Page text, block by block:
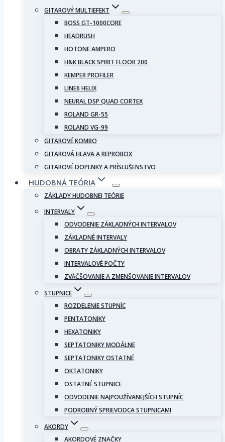
GITAROVÝ MULTIEFEKT
BOSS GT-1000CORE
HEADRUSH
HOTONE AMPERO
H&K BLACK SPIRIT FLOOR 200
KEMPER PROFILER
LINE6 HELIX
NEURAL DSP QUAD CORTEX
ROLAND GR-55
ROLAND VG-99
GITAROVÉ KOMBO
GITAROVÁ HLAVA A REPROBOX
GITAROVÉ DOPLNKY A PRÍSLUŠENSTVO
HUDOBNÁ TEÓRIA
ZÁKLADY HUDOBNEJ TEÓRIE
INTERVALY
ODVODENIE ZÁKLADNÝCH INTERVALOV
ZÁKLADNÉ INTERVALY
OBRATY ZÁKLADNÝCH INTERVALOV
INTERVALOVÉ POČTY
ZVÄČŠOVANIE A ZMENŠOVANIE INTERVALOV
STUPNICE
ROZDELENIE STUPNÍC
PENTATONIKY
HEXATONIKY
SEPTATONIKY MODÁLNE
SEPTATONIKY OSTATNÉ
OKTATONIKY
OSTATNÉ STUPNICE
ODVODENIE NAJPOUŽÍVANEJŠÍCH STUPNÍC
PODROBNÝ SPRIEVODCA STUPNICAMI
AKORDY
AKORDOVÉ ZNAČKY